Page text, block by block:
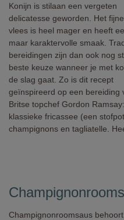
Konijn is stilaan een vergeten
delicatesse geworden. Het
vlees is heel mager en heeft
maar karaktervolle smaak.
bereidingen zijn dan ook nog
beste keuze wanneer je met
de slag gaat. Zo is dit recept
geïnspireerd op een bereiding
Britse topchef Gordon
klassieke fricassee (een
champignons en tagliatelle.
Champignonroomsaus